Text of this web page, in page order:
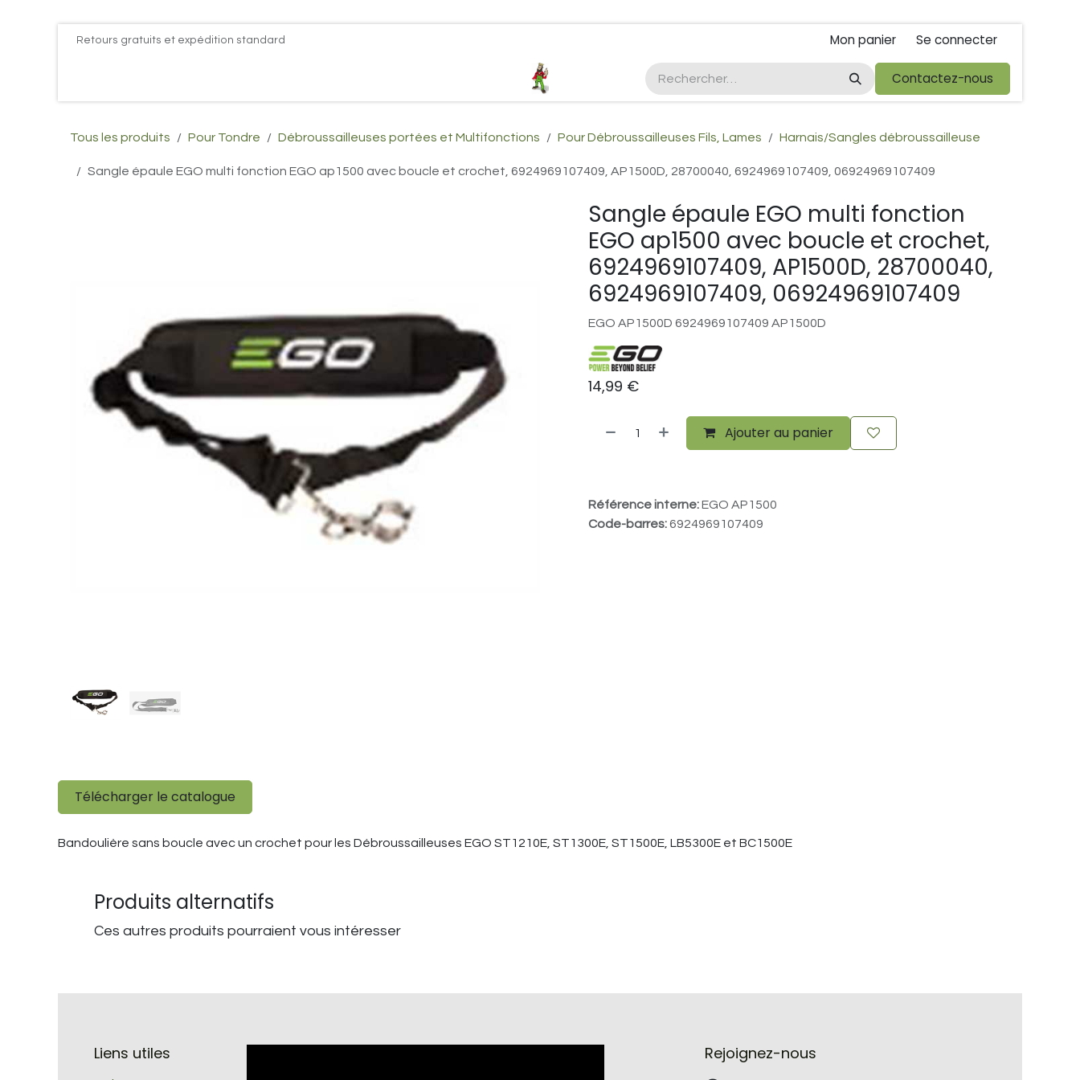
Se rendre au contenuRetours gratuits et expédition standard Mon panier Se connecter
Plus d'infos Kubota 38cv EGO Kubota foire de libramont Droit de rétractations
Contactez-nous
Tous les produits Pour Tondre Débroussailleuses portées et Multifonctions Pour Débroussailleuses Fils, Lames Harnais/Sangles débroussailleuse
Sangle épaule EGO multi fonction EGO ap1500 avec boucle et crochet, 6924969107409, AP1500D, 28700040, 6924969107409, 06924969107409
Sangle épaule EGO multi fonction
EGO ap1500 avec boucle et crochet,
6924969107409, AP1500D, 28700040,
6924969107409, 06924969107409
EGO AP1500D 6924969107409 AP1500D
14,99 €
Ajouter au panier
Référence interne:EGO AP1500
Code-barres:6924969107409
Télécharger le catalogue
Bandoulière sans boucle avec un crochet pour les Débroussailleuses EGO ST1210E, ST1300E, ST1500E, LB5300E et BC1500E
Produits alternatifs
Ces autres produits pourraient vous intéresser
Liens utiles Rejoignez-nous